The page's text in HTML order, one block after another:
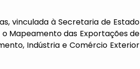
vinculada à Secretaria de Estado
Mapeamento das Exportações de
Indústria e Comércio Exterior